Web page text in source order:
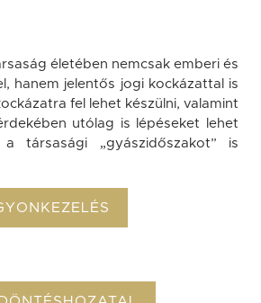
életében nemcsak emberi és
hanem jelentős jogi kockázattal is
fel lehet készülni, valamint
utólag is lépéseket lehet
társasági „gyászidőszakot” is